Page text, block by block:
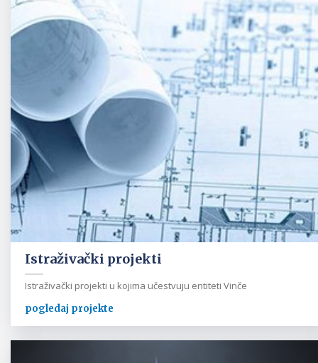
Istraživački projekti
Istraživački projekti u kojima učestvuju entiteti Vinče
pogledaj projekte